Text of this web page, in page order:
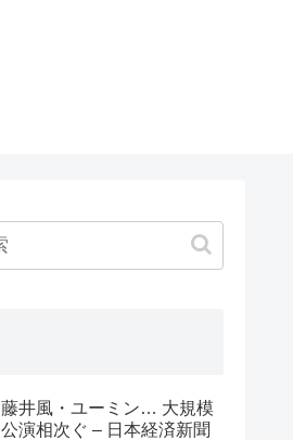
藤井風・ユーミン… 大規模
公演相次ぐ – 日本経済新聞